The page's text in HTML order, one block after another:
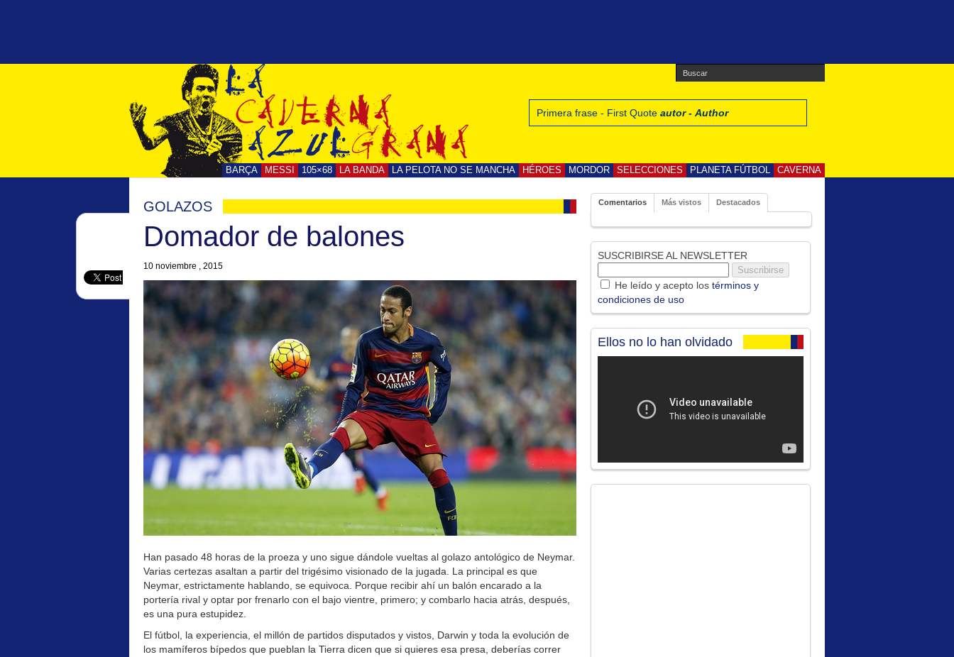
Primera frase - First Quote autor - Author
BARÇA MESSI 105×68 LA BANDA LA PELOTA NO SE MANCHA HÉROES MORDOR SELECCIONES PLANETA FÚTBOL CAVERNA
GOLAZOS
Domador de balones
10 noviembre , 2015
Han pasado 48 horas de la proeza y uno sigue dándole vueltas al golazo antológico de Neymar.
Varias certezas asaltan a partir del trigésimo visionado de la jugada. La principal es que
Neymar, estrictamente hablando, se equivoca. Porque recibir ahí un balón encarado a la
portería rival y optar por frenarlo con el bajo vientre, primero; y combarlo hacia atrás, después,
es una pura estupidez.
El fútbol, la experiencia, el millón de partidos disputados y vistos, Darwin y toda la evolución de
los mamíferos bípedos que pueblan la Tierra dicen que si quieres esa presa, deberías correr
Comentarios Más vistos Destacados
SUSCRIBIRSE AL NEWSLETTER
He leído y acepto los términos y
condiciones de uso
Ellos no lo han olvidado